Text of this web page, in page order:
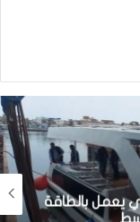
بالطاقة